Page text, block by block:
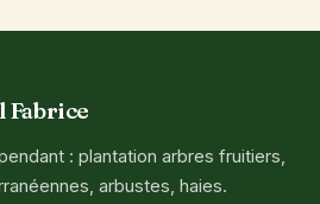
: plantation arbres fruitiers,
arbustes, haies.